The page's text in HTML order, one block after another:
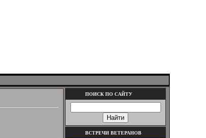
ПОИСК ПО САЙТУ
ВСТРЕЧИ ВЕТЕРАНОВ